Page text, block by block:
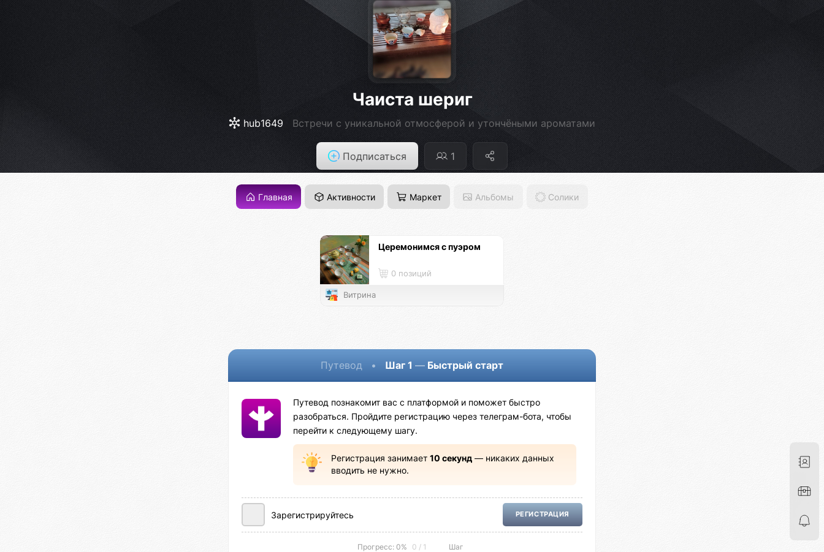
Чаиста шериг
hub1649 Встречи с уникальной отмосферой и утончёными ароматами
Подписаться 1
Главная Активности Маркет Альбомы Солики
Церемонимся с пуэром
0 позиций
Витрина
Путевод • Шаг 1 — Быстрый старт
Путевод познакомит вас с платформой и поможет быстро
разобраться. Пройдите регистрацию через телеграм-бота, чтобы
перейти к следующему шагу.
Регистрация занимает 10 секунд— никаких данных
вводить не нужно.
Зарегистрируйтесь РЕГИСТРАЦИЯ
Прогресс: 0% 0 / 1 Шаг